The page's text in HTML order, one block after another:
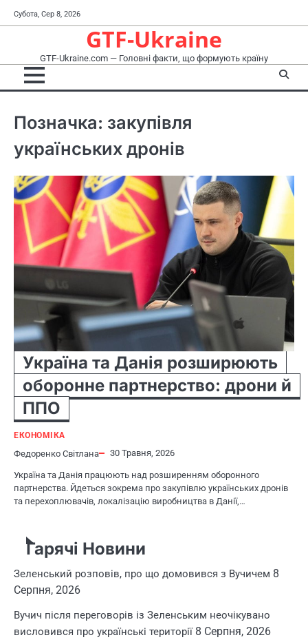
Перейти
до
Субота, Сер 8, 2026
GTF-Ukraine
GTF-Ukraine.com — Головні факти, що формують країну
Позначка: закупівля
українських дронів
Україна та Данія розширюють
оборонне партнерство: дрони й
ППО
ЕКОНОМІКА
Федоренко Світлана 30 Травня, 2026
Україна та Данія працюють над розширенням оборонного
партнерства. Йдеться зокрема про закупівлю українських дронів
та перехоплювачів, локалізацію виробництва в Данії,…
Гарячі Новини
Зеленський розповів, про що домовився з Вучичем 8
Серпня, 2026
Вучич після переговорів із Зеленським неочікувано
висловився про українські території 8 Серпня, 2026